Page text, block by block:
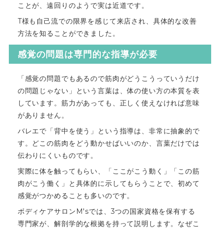
ことが、遠回りのようで実は近道です。
T様も自己流での限界を感じて来店され、具体的な改善
方法を知ることができました。
感覚の問題は専門的な指導が必要
「感覚の問題でもあるので筋肉がどうこうっていうだけ
の問題じゃない」という言葉は、体の使い方の本質を表
しています。筋力があっても、正しく使えなければ意味
がありません。
バレエで「背中を使う」という指導は、非常に抽象的で
す。どこの筋肉をどう動かせばいいのか、言葉だけでは
伝わりにくいものです。
実際に体を触ってもらい、「ここがこう動く」「この筋
肉がこう働く」と具体的に示してもらうことで、初めて
感覚がつかめることも多いのです。
ボディケアサロンM'sでは、3つの国家資格を保有する
専門家が、解剖学的な根拠を持って説明します。なぜこ